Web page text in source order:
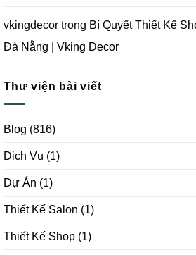
vkingdecor trong Bí Quyết Thiết Kế
Đà Nẵng | Vking Decor
Thư viện bài viết
Blog (816)
Dịch Vụ (1)
Dự Án (1)
Thiết Kế Salon (1)
Thiết Kế Shop (1)